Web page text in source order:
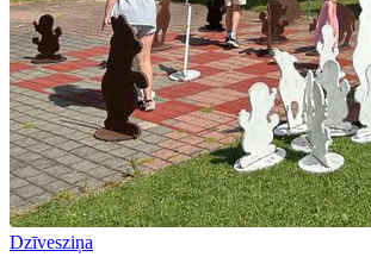
Dzīvesziņa